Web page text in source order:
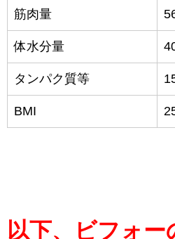
筋肉量
体水分量
タンパク質等
BMI
以下、ビフォー